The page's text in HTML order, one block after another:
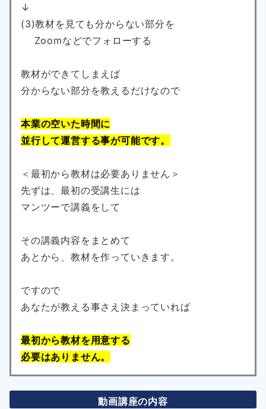
↓
(3)教材を見ても分からない部分を
Zoomなどでフォローする
教材ができてしまえば
分からない部分を教えるだけなので
本業の空いた時間に
並行して運営する事が可能です。
＜最初から教材は必要ありません＞
先ずは、最初の受講生には
マンツーで講義をして
その講義内容をまとめて
あとから、教材を作っていきます。
ですので
あなたが教える事さえ決まっていれば
最初から教材を用意する
必要はありません。
動画講座の内容